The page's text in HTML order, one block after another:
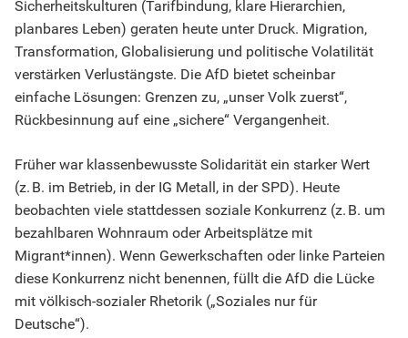
Sicherheitskulturen (Tarifbindung, klare Hierarchien,
planbares Leben) geraten heute unter Druck. Migration,
Transformation, Globalisierung und politische Volatilität
verstärken Verlustängste. Die AfD bietet scheinbar
einfache Lösungen: Grenzen zu, „unser Volk zuerst“,
Rückbesinnung auf eine „sichere“ Vergangenheit.
Früher war klassenbewusste Solidarität ein starker Wert
(z. B. im Betrieb, in der IG Metall, in der SPD). Heute
beobachten viele stattdessen soziale Konkurrenz (z. B. um
bezahlbaren Wohnraum oder Arbeitsplätze mit
Migrant*innen). Wenn Gewerkschaften oder linke Parteien
diese Konkurrenz nicht benennen, füllt die AfD die Lücke
mit völkisch-sozialer Rhetorik („Soziales nur für
Deutsche“).